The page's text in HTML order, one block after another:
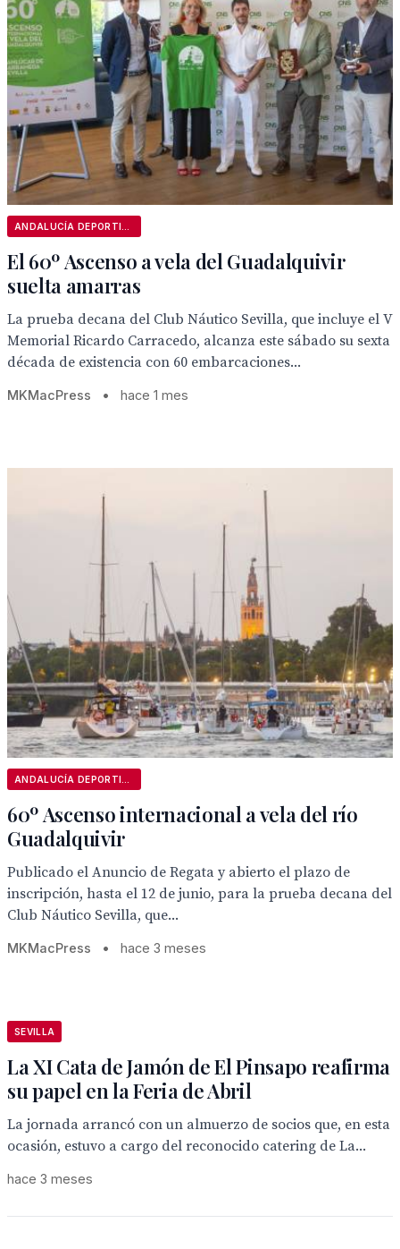
El 60º Ascenso a vela del Guadalquivir
suelta amarras
La prueba decana del Club Náutico Sevilla, que incluye el V
Memorial Ricardo Carracedo, alcanza este sábado su sexta
década de existencia con 60 embarcaciones...
MKMacPress • hace 1 mes
60º Ascenso internacional a vela del río
Guadalquivir
Publicado el Anuncio de Regata y abierto el plazo de
inscripción, hasta el 12 de junio, para la prueba decana del
Club Náutico Sevilla, que...
MKMacPress • hace 3 meses
SEVILLA
La XI Cata de Jamón de El Pinsapo reafirma
su papel en la Feria de Abril
La jornada arrancó con un almuerzo de socios que, en esta
ocasión, estuvo a cargo del reconocido catering de La...
hace 3 meses